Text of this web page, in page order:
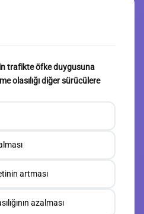
trafikte öfke duygusuna
olasılığı diğer sürücülere
artması
azalması